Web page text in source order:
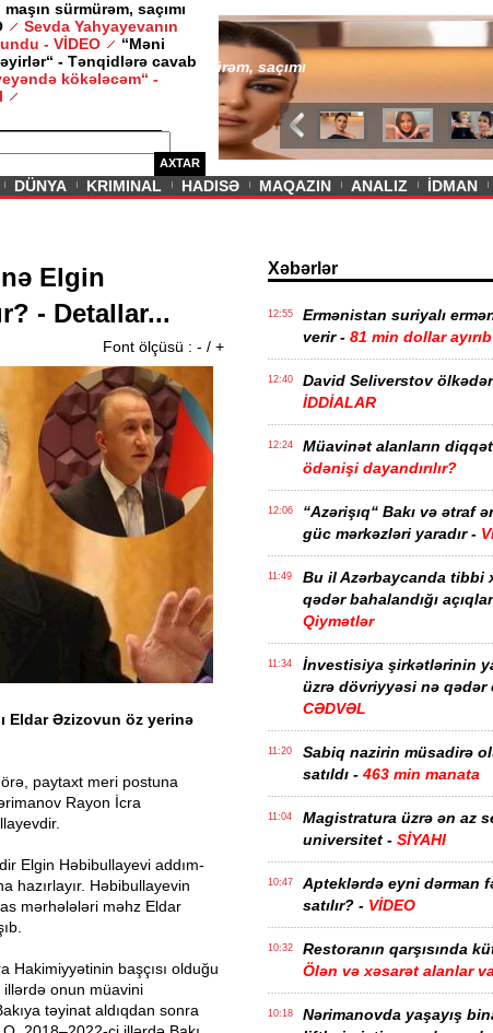
sürmürəm, saçımı
Sevda Yahyayevanın
- VİDEO
“Məni
- Tənqidlərə cavab
kökələcəm“ -
AXTAR
/ MAQAZIN /
Sevda Yahyayevanın qısa ətəyi
VİDEO
DÜNYA KRIMINAL HADISƏ MAQAZIN ANALIZ İDMAN
Elgin
- Detallar...
Font ölçüsü : - / +
Eldar Əzizovun öz yerinə
paytaxt meri postuna
Rayon İcra
Elgin Həbibullayevi addım-
hazırlayır. Həbibullayevin
mərhələləri məhz Eldar
Hakimiyyətinin başçısı olduğu
onun müavini
təyinat aldıqdan sonra
Xəbərlər
12:55
Ermənistan suriyalı
verir - 81 min dollar ayırıb
12:40 David Seliverstov
İDDİALAR
12:24 Müavinət alanların
ödənişi dayandırılır?
12:06
“Azərişıq“ Bakı və ətraf
güc mərkəzləri yaradır -
11:49
Bu il Azərbaycanda tibbi
qədər bahalandığı
Qiymətlər
11:34
İnvestisiya şirkətlərinin
üzrə dövriyyəsi nə qədər
CƏDVƏL
11:20
Sabiq nazirin müsadirə
satıldı - 463 min manata
11:04
Magistratura üzrə ən az
universitet - SİYAHI
10:47
Apteklərdə eyni dərman
satılır? - VİDEO
10:32
Restoranın qarşısında
Ölən və xəsarət alanlar
10:18
Nərimanovda yaşayış